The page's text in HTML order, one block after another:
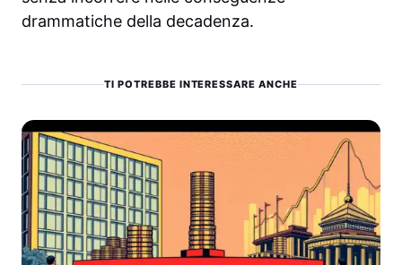
drammatiche della decadenza.
TI POTREBBE INTERESSARE ANCHE